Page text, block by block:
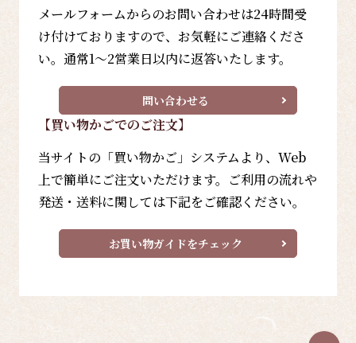
メールフォームからのお問い合わせは24時間受
け付けておりますので、お気軽にご連絡くださ
い。通常1～2営業日以内に返答いたします。
問い合わせる
【買い物かごでのご注文】
当サイトの「買い物かご」システムより、Web
上で簡単にご注文いただけます。ご利用の流れや
発送・送料に関しては下記をご確認ください。
お買い物ガイドをチェック